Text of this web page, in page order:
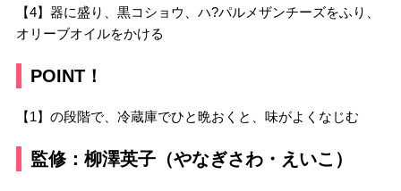
【4】器に盛り、黒コショウ、ハ?パルメザンチーズをふり、
オリーブオイルをかける
POINT！
【1】の段階で、冷蔵庫でひと晩おくと、味がよくなじむ
監修：柳澤英子（やなぎさわ・えいこ）